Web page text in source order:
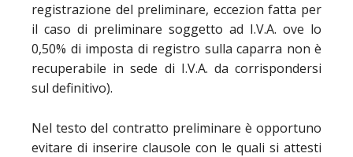
registrazione del preliminare, eccezion fatta per
il caso di preliminare soggetto ad I.V.A. ove lo
0,50% di imposta di registro sulla caparra non è
recuperabile in sede di I.V.A. da corrispondersi
sul definitivo).
Nel testo del contratto preliminare è opportuno
evitare di inserire clausole con le quali si attesti